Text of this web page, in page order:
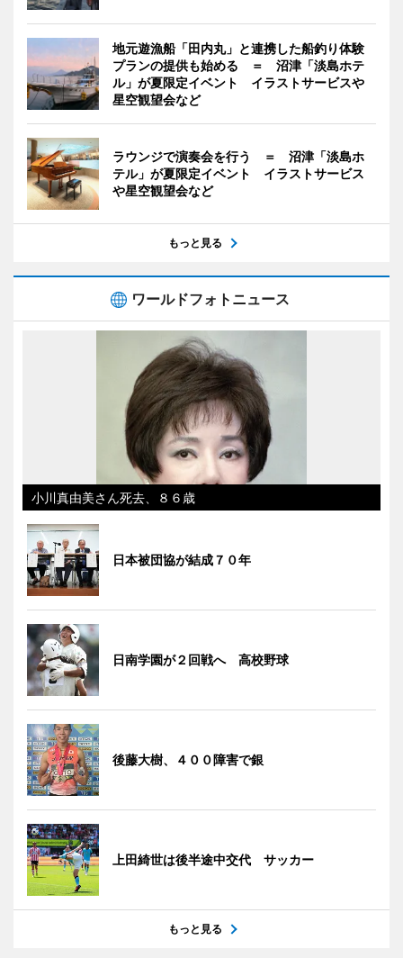
地元遊漁船「田内丸」と連携した船釣り体験
プランの提供も始める ＝ 沼津「淡島ホテ
ル」が夏限定イベント イラストサービスや
星空観望会など
ラウンジで演奏会を行う ＝ 沼津「淡島ホ
テル」が夏限定イベント イラストサービス
や星空観望会など
もっと見る
ワールドフォトニュース
小川真由美さん死去、８６歳
日本被団協が結成７０年
日南学園が２回戦へ 高校野球
後藤大樹、４００障害で銀
上田綺世は後半途中交代 サッカー
もっと見る